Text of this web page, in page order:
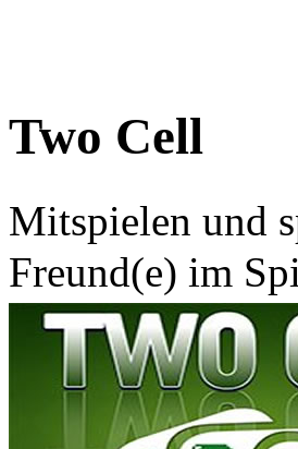
Two Cell
Mitspielen und
Freund(e) im